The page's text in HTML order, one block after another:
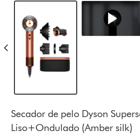
Secador de pelo Dyson
Liso+Ondulado (Amber silk)